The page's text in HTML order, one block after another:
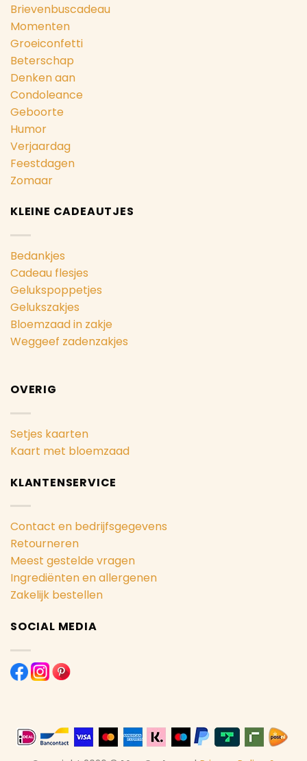
Brievenbuscadeau
Momenten
Groeiconfetti
Beterschap
Denken aan
Condoleance
Geboorte
Humor
Verjaardag
Feestdagen
Zomaar
KLEINE CADEAUTJES
Bedankjes
Cadeau flesjes
Gelukspoppetjes
Gelukszakjes
Bloemzaad in zakje
Weggeef zadenzakjes
OVERIG
Setjes kaarten
Kaart met bloemzaad
KLANTENSERVICE
Contact en bedrijfsgegevens
Retourneren
Meest gestelde vragen
Ingrediënten en allergenen
Zakelijk bestellen
SOCIAL MEDIA